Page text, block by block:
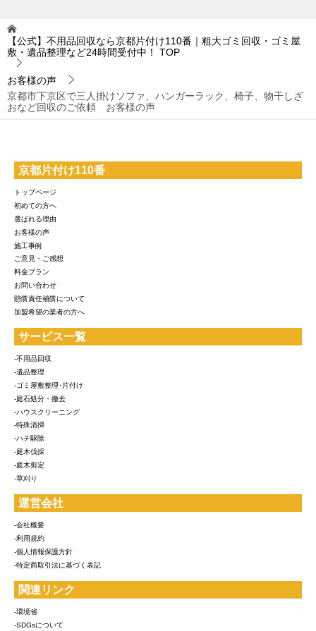
【公式】不用品回収なら京都片付け110番｜粗大ゴミ回収・ゴミ屋
敷・遺品整理など24時間受付中！
TOP
お客様の声
京都市下京区で三人掛けソファ、ハンガーラック、椅子、物干しざ
おなど回収のご依頼 お客様の声
京都片付け110番
トップページ
初めての方へ
選ばれる理由
お客様の声
施工事例
ご意見・ご感想
料金プラン
お問い合わせ
賠償責任補償について
加盟希望の業者の方へ
サービス一覧
-不用品回収
-遺品整理
-ゴミ屋敷整理･片付け
-庭石処分・撤去
-ハウスクリーニング
-特殊清掃
-ハチ駆除
-庭木伐採
-庭木剪定
-草刈り
運営会社
-会社概要
-利用規約
-個人情報保護方針
-特定商取引法に基づく表記
関連リンク
-環境省
-SDGsについて